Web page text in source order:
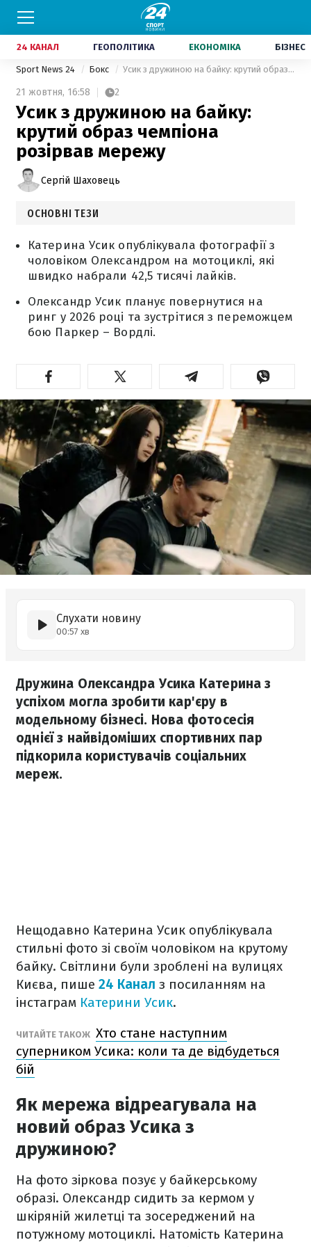
24 КАНАЛ ГЕОПОЛІТИКА ЕКОНОМІКА БІЗНЕС
Sport News 24 Бокс Усик з дружиною на байку: крутий образ чемпіона розірвав мережу
21 жовтня, 16:58 2
Усик з дружиною на байку:
крутий образ чемпіона
розірвав мережу
Сергій Шаховець
ОСНОВНІ ТЕЗИ
Катерина Усик опублікувала фотографії з
чоловіком Олександром на мотоциклі, які
швидко набрали 42,5 тисячі лайків.
Олександр Усик планує повернутися на
ринг у 2026 році та зустрітися з переможцем
бою Паркер – Вордлі.
Слухати новину
00:57 хв
Дружина Олександра Усика Катерина з
успіхом могла зробити кар'єру в
модельному бізнесі. Нова фотосесія
однієї з найвідоміших спортивних пар
підкорила користувачів соціальних
мереж.
Нещодавно Катерина Усик опублікувала
стильні фото зі своїм чоловіком на крутому
байку. Світлини були зроблені на вулицях
Києва, пише 24 Канал з посиланням на
інстаграм Катерини Усик.
ЧИТАЙТЕ ТАКОЖ Хто стане наступним
суперником Усика: коли та де відбудеться
бій
Як мережа відреагувала на
новий образ Усика з
дружиною?
На фото зіркова позує у байкерському
образі. Олександр сидить за кермом у
шкіряній жилетці та зосереджений на
потужному мотоциклі. Натомість Катерина